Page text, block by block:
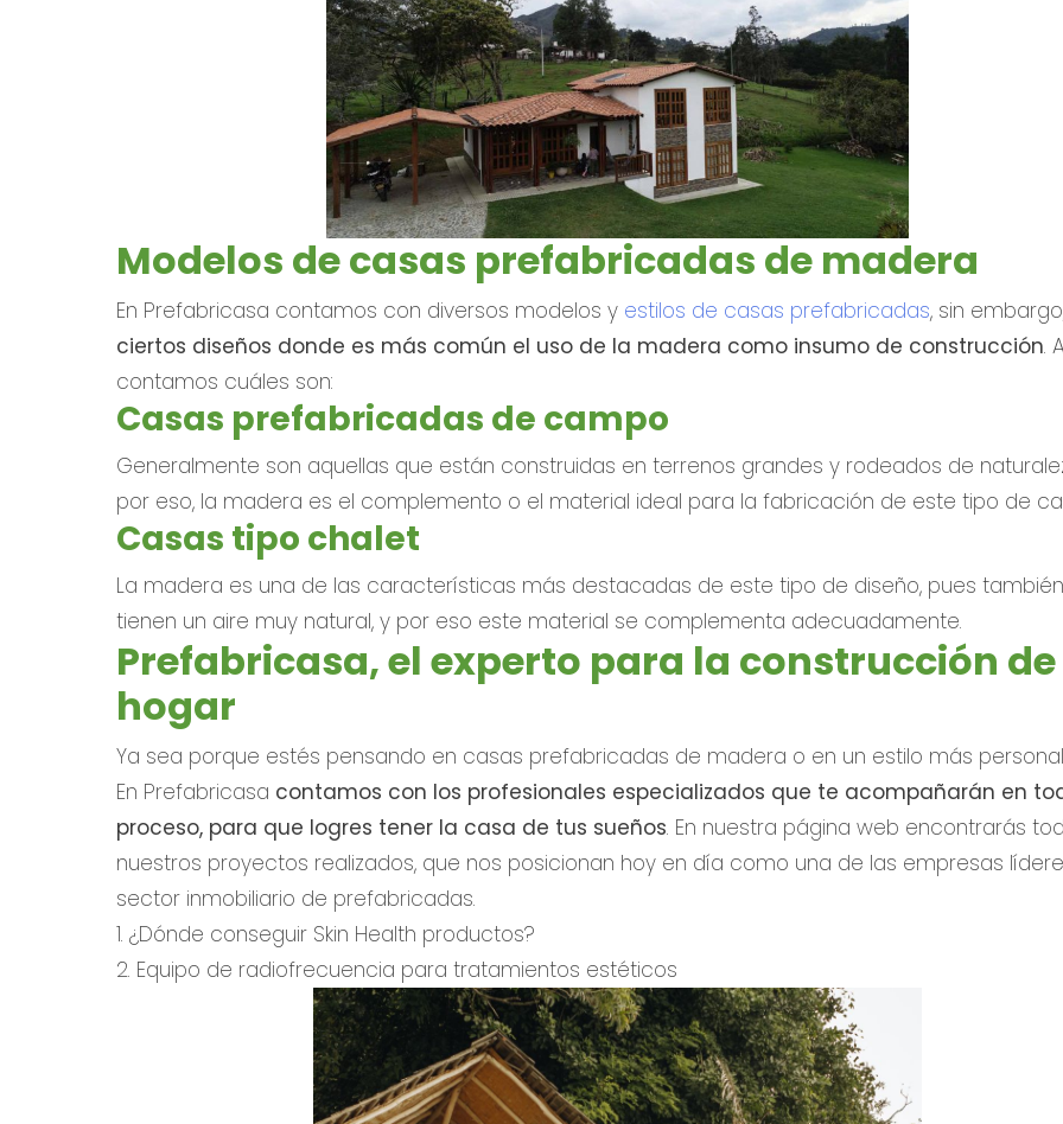
Modelos de casas prefabricadas de madera
En Prefabricasa contamos con diversos modelos y estilos de casas prefabricadas, sin
ciertos diseños donde es más común el uso de la madera como insumo de construcción.
contamos cuáles son:
Casas prefabricadas de campo
Generalmente son aquellas que están construidas en terrenos grandes y rodeados de
por eso, la madera es el complemento o el material ideal para la fabricación de este tipo de
Casas tipo chalet
La madera es una de las características más destacadas de este tipo de diseño, pues también
tienen un aire muy natural, y por eso este material se complementa adecuadamente.
Prefabricasa, el experto para la construcción
hogar
Ya sea porque estés pensando en casas prefabricadas de madera o en un estilo más
En Prefabricasa contamos con los profesionales especializados que te acompañarán en
proceso, para que logres tener la casa de tus sueños. En nuestra página web encontrarás
nuestros proyectos realizados, que nos posicionan hoy en día como una de las empresas
sector inmobiliario de prefabricadas.
1. ¿Dónde conseguir Skin Health productos?
2. Equipo de radiofrecuencia para tratamientos estéticos